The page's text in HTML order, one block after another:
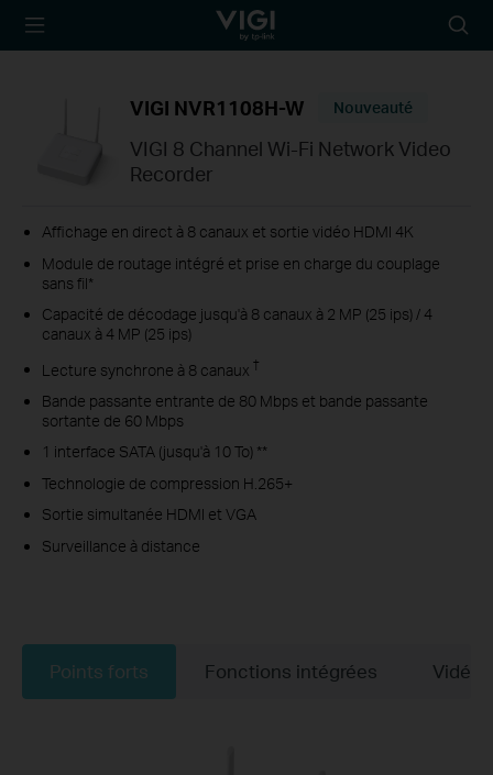
TP-Link, Reliably
icon
VIGI NVR1108H-W Nouveauté
VIGI 8 Channel Wi-Fi Network Video
Recorder
Affichage en direct à 8 canaux et sortie vidéo HDMI 4K
Module de routage intégré et prise en charge du couplage
sans fil*
Capacité de décodage jusqu'à 8 canaux à 2 MP (25 ips) / 4
canaux à 4 MP (25 ips)
Lecture synchrone à 8 canaux †
Bande passante entrante de 80 Mbps et bande passante
sortante de 60 Mbps
1 interface SATA (jusqu'à 10 To) **
Technologie de compression H.265+
Sortie simultanée HDMI et VGA
Surveillance à distance
Points forts Fonctions intégrées Vidéos